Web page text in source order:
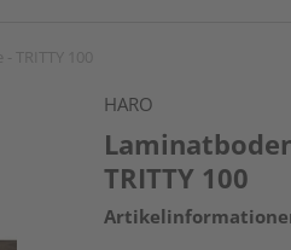
HARO
TRITTY 100